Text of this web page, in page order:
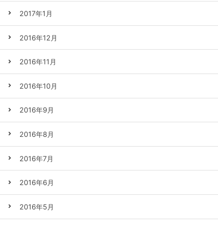
2017年1月
2016年12月
2016年11月
2016年10月
2016年9月
2016年8月
2016年7月
2016年6月
2016年5月